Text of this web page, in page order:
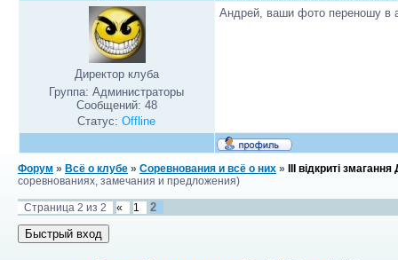
Директор клуба
Группа: Администраторы
Сообщений: 48
Статус:Offline
Андрей, ваши фото переношу в
Форум » Всё о клубе » Соревнования и всё о них »
III відкриті
соревнованиях, замечания и предложения)
Страница 2 из 2 « 1 2